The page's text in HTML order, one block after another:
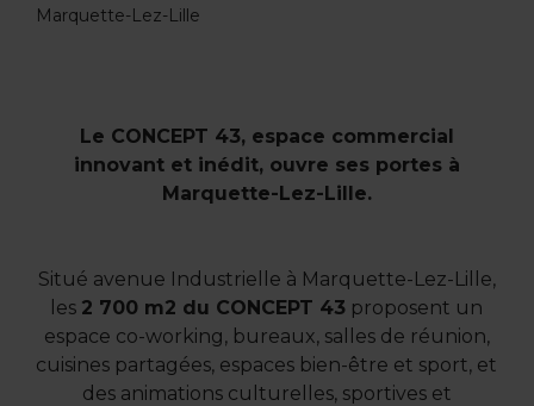
Marquette-Lez-Lille
Le CONCEPT 43, espace commercial
innovant et inédit, ouvre ses portes à
Marquette-Lez-Lille.
Situé avenue Industrielle à Marquette-Lez-Lille,
les 2 700 m2 du CONCEPT 43 proposent un
espace co-working, bureaux, salles de réunion,
cuisines partagées, espaces bien-être et sport, et
des animations culturelles, sportives et